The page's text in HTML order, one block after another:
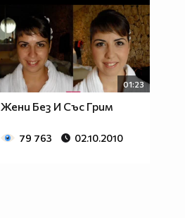
01:23
Жени Без И Със Грим
79 763 02.10.2010